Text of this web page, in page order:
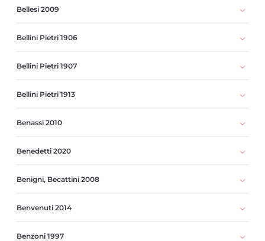
Bellesi 2009
Bellini Pietri 1906
Bellini Pietri 1907
Bellini Pietri 1913
Benassi 2010
Benedetti 2020
Benigni, Becattini 2008
Benvenuti 2014
Benzoni 1997